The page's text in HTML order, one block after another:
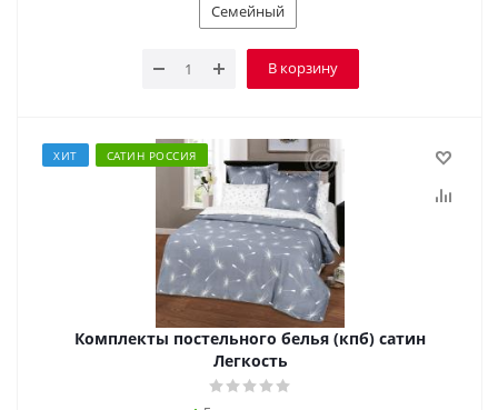
Семейный
В корзину
ХИТ САТИН РОССИЯ
Комплекты постельного белья (кпб) сатин
Легкость